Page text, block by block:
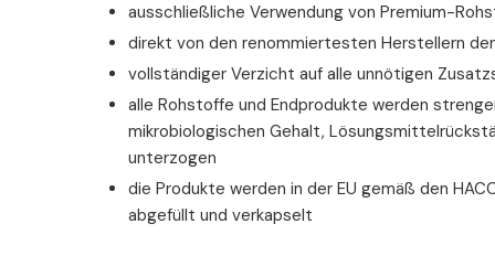
ausschließliche Verwendung von Premium-
direkt von den renommiertesten Herstellern
vollständiger Verzicht auf alle unnötigen
alle Rohstoffe und Endprodukte werden
mikrobiologischen Gehalt,
unterzogen
die Produkte werden in der EU gemäß den
abgefüllt und verkapselt